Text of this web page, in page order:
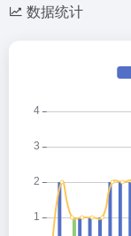
数据统计